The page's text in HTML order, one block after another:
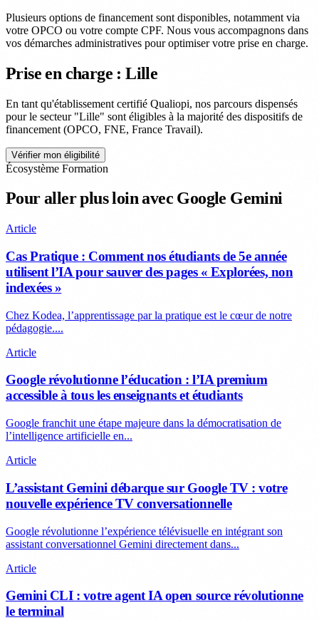
Plusieurs options de financement sont disponibles, notamment via
votre OPCO ou votre compte CPF. Nous vous accompagnons dans
vos démarches administratives pour optimiser votre prise en charge.
Prise en charge : Lille
En tant qu'établissement certifié Qualiopi, nos parcours dispensés
pour le secteur "Lille" sont éligibles à la majorité des dispositifs de
financement (OPCO, FNE, France Travail).
Vérifier mon éligibilité
Écosystème Formation
Pour aller plus loin avec Google Gemini
Article
Cas Pratique : Comment nos étudiants de 5e année
utilisent l’IA pour sauver des pages « Explorées, non
indexées »
Chez Kodea, l’apprentissage par la pratique est le cœur de notre
pédagogie....
Article
Google révolutionne l’éducation : l’IA premium
accessible à tous les enseignants et étudiants
Google franchit une étape majeure dans la démocratisation de
l’intelligence artificielle en...
Article
L’assistant Gemini débarque sur Google TV : votre
nouvelle expérience TV conversationnelle
Google révolutionne l’expérience télévisuelle en intégrant son
assistant conversationnel Gemini directement dans...
Article
Gemini CLI : votre agent IA open source révolutionne
le terminal